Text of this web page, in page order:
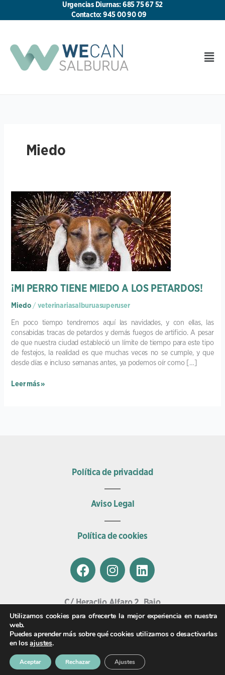
Urgencias Diurnas: 685 75 67 52
Contacto: 945 00 90 09
Miedo
¡MI PERRO TIENE MIEDO A LOS PETARDOS!
Miedo/ veterinariasalburuasuperuser
En poco tiempo tendremos aquí las navidades, y con ellas, las
consabidas tracas de petardos y demás fuegos de artificio. A pesar
de que nuestra ciudad estableció un límite de tiempo para este tipo
de festejos, la realidad es que muchas veces no se cumple, y que
desde días e incluso semanas antes, ya podemos oír como […]
PERRO
TIENE
MIEDO
A
LOS
PETARDOS!
Leer más »
Política de privacidad
Aviso Legal
Política de cookies
F
a
e
b
o
k
I
n
t
a
r
a
m
L
i
k
e
i
C/ Heraclio Alfaro 2, Bajo
01002, Vitoria.
Email
veterinariasalburua@clinicaswecan.com
Teléfono
945 009 009
Utilizamos cookies para ofrecerte la mejor experiencia en nuestra
web.
Puedes aprender más sobre qué cookies utilizamos o desactivarlas
en losajustes.
Aceptar Rechazar Ajustes